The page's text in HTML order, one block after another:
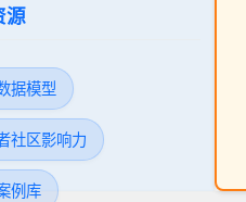
源
据模型
社区影响力
例库